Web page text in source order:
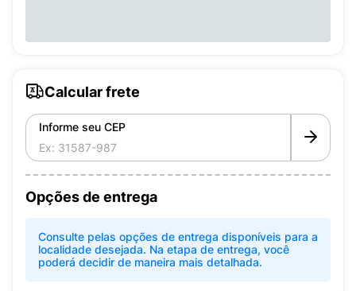
Calcular frete
Informe seu CEP
Opções de entrega
Consulte pelas opções de entrega disponíveis para a
localidade desejada. Na etapa de entrega, você
poderá decidir de maneira mais detalhada.